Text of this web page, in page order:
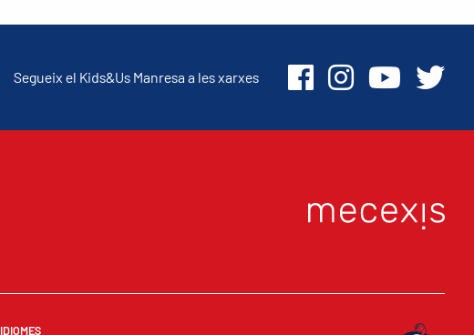
Segueix el Kids&Us Manresa a les xarxes
IDIOMES